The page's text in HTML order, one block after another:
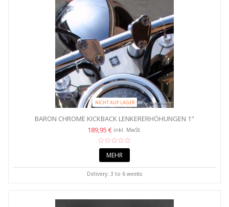
NICHT AUF LAGER
BARON CHROME KICKBACK LENKERERHÖHUNGEN 1"
189,95 € inkl. MwSt.
MEHR
Delivery: 3 to 6 weeks